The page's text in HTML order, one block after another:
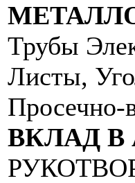
Трубы
Листы,
Просечно-
ВКЛАД